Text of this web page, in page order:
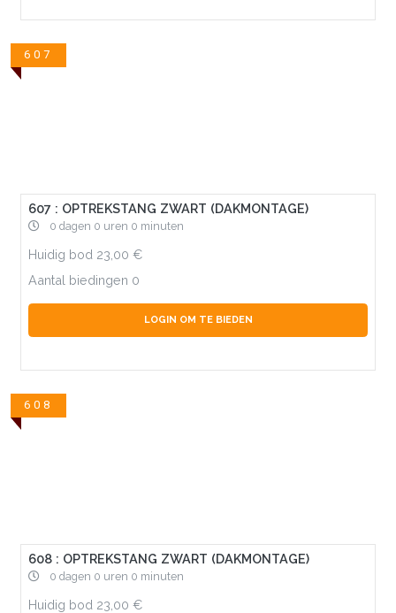
607
607 : OPTREKSTANG ZWART (DAKMONTAGE)
0 dagen 0 uren 0 minuten
Huidig bod 23,00
Aantal biedingen 0
LOGIN OM TE BIEDEN
608
608 : OPTREKSTANG ZWART (DAKMONTAGE)
0 dagen 0 uren 0 minuten
Huidig bod 23,00